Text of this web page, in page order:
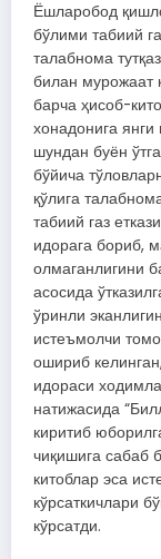
Ёшларобод
бўлими табиий
талабнома
билан мурожаат
барча ҳисоб-
хонадонига янги
шундан буён
бўйича
қўлига
табиий газ
идорага бориб,
олмаганлигини
асосида
ўринли
истеъмолчи
ошириб
идораси
натижасида
киритиб
чиқишига сабаб
китоблар эса
кўрсаткичлари
кўрсатди.